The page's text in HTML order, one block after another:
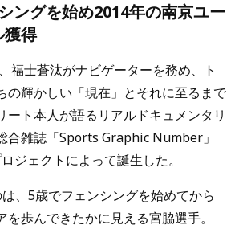
ングを始め2014年の南京ユー
獲得
福士蒼汰がナビゲーターを務め、ト
の輝かしい「現在」とそれに至るまで
ート本人が語るリアルドキュメンタリ
合雑誌「Sports Graphic Number」
ジェクトによって誕生した。
、5歳でフェンシングを始めてから
歩んできたかに見える宮脇選手。